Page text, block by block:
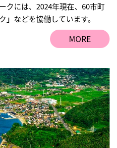
クには、2024年現在、60市町
などを協働しています。
MORE